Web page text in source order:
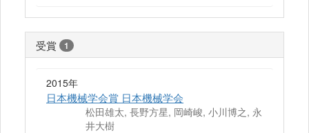
受賞 1
2015年
日本機械学会賞 日本機械学会
松田雄太, 長野方星, 岡崎峻, 小川博之, 永
井大樹